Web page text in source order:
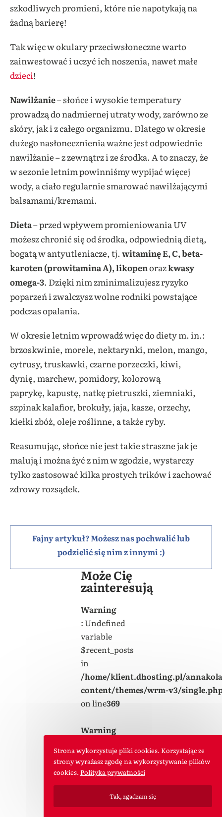
szkodliwych promieni, które nie napotykają na
żadną barierę!
Tak więc w okulary przeciwsłoneczne warto
zainwestować i uczyć ich noszenia, nawet małe
dzieci!
Nawilżanie– słońce i wysokie temperatury
prowadzą do nadmiernej utraty wody, zarówno ze
skóry, jak i z całego organizmu. Dlatego w okresie
dużego nasłonecznienia ważne jest odpowiednie
nawilżanie – z zewnątrz i ze środka. A to znaczy, że
w sezonie letnim powinniśmy wypijać więcej
wody, a ciało regularnie smarować nawilżającymi
balsamami/kremami.
Dieta– przed wpływem promieniowania UV
możesz chronić się od środka, odpowiednią dietą,
bogatą w antyutleniacze, tj. witaminę E, C, beta-
karoten (prowitamina A), likopenorazkwasy
omega-3. Dzięki nim zminimalizujesz ryzyko
poparzeń i zwalczysz wolne rodniki powstające
podczas opalania.
W okresie letnim wprowadź więc do diety m. in.:
brzoskwinie, morele, nektarynki, melon, mango,
cytrusy, truskawki, czarne porzeczki, kiwi,
dynię, marchew, pomidory, kolorową
paprykę, kapustę, natkę pietruszki, ziemniaki,
szpinak kalafior, brokuły, jaja, kasze, orzechy,
kiełki zbóż, oleje roślinne, a także ryby.
Reasumując, słońce nie jest takie straszne jak je
malują i można żyć z nim w zgodzie, wystarczy
tylko zastosować kilka prostych trików i zachować
zdrowy rozsądek.
Fajny artykuł? Możesz nas pochwalić lub
podzielić się nim z innymi :)
Może Cię
zainteresują
Warning
: Undefined
variable
$recent_posts
in
/home/klient.dhosting.pl/
content/themes/wrm-v3/
on line369
Warning
argument must
be of type
array|object,
null given in
/home/klient.dhosting.pl/
Strona wykorzystuje pliki cookies. Korzystając ze
strony wyrażasz zgodę na wykorzystywanie plików
cookies. Polityka prywatności
Tak, zgadzam się